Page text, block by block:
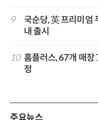
9
국순당, 英 프리미엄
내 출시
10 홈플러스, 67개 매
정
주요뉴스